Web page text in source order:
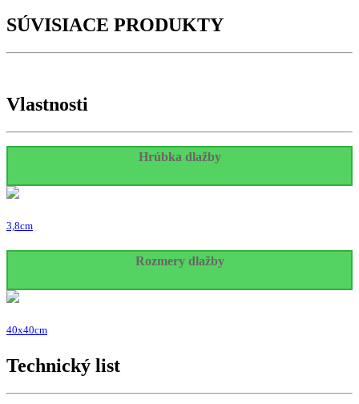
SÚVISIACE PRODUKTY
Vlastnosti
Hrúbka dlažby
3,8cm
Rozmery dlažby
40x40cm
Technický list